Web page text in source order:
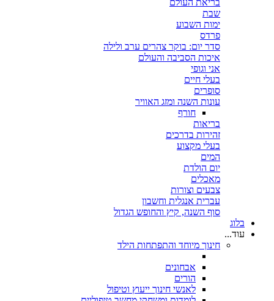
בריאת העולם
שבת
ימות השבוע
פרדס
סדר יום: בוקר צהרים ערב ולילה
איכות הסביבה והעולם
אני וגופי
בעלי חיים
סופרים
עונות השנה ומזג האוויר
חורף
בריאות
זהירות בדרכים
בעלי מקצוע
המים
יום הולדת
מאכלים
צבעים וצורות
עברית אנגלית וחשבון
סוף השנה, קיץ והחופש הגדול
בלוג
עוד...
חינוך מיוחד והתפתחות הילד
אבחונים
הורים
לאנשי חינוך ייעוץ וטיפול